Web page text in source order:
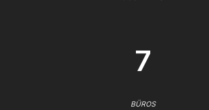
7
BÜROS